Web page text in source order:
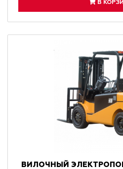
В
ВИЛОЧНЫЙ